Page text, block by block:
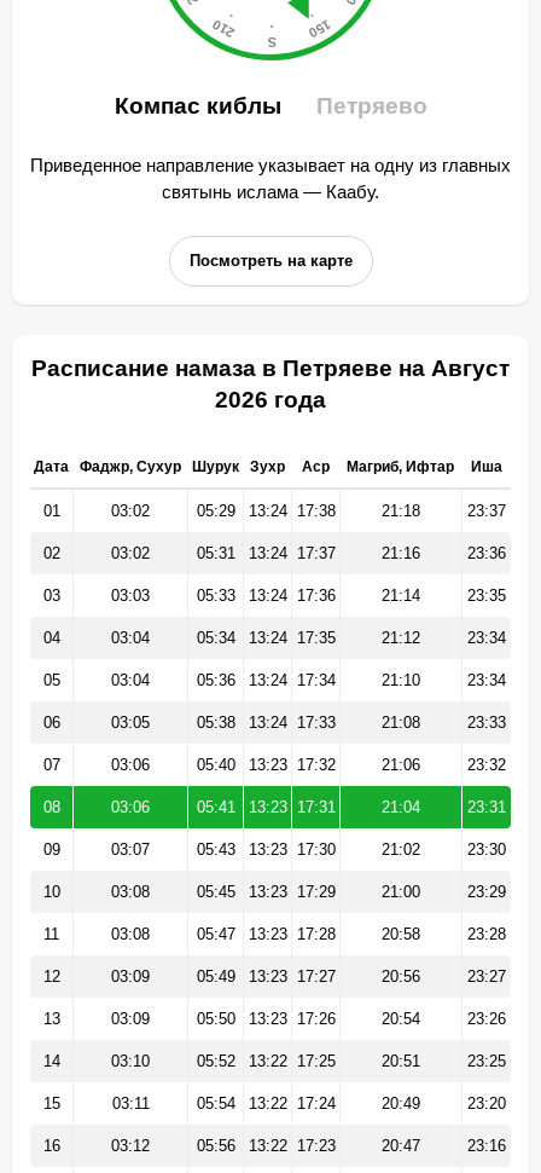
Компас киблы Петряево
Приведенное направление указывает на одну из главных
святынь ислама — Каабу.
Посмотреть на карте
Расписание намаза в Петряеве на Август
2026 года
Дата Фаджр, Сухур Шурук Зухр Аср Магриб, Ифтар Иша
01 03:02 05:29 13:24 17:38 21:18 23:37
02 03:02 05:31 13:24 17:37 21:16 23:36
03 03:03 05:33 13:24 17:36 21:14 23:35
04 03:04 05:34 13:24 17:35 21:12 23:34
05 03:04 05:36 13:24 17:34 21:10 23:34
06 03:05 05:38 13:24 17:33 21:08 23:33
07 03:06 05:40 13:23 17:32 21:06 23:32
08 03:06 05:41 13:23 17:31 21:04 23:31
09 03:07 05:43 13:23 17:30 21:02 23:30
10 03:08 05:45 13:23 17:29 21:00 23:29
11 03:08 05:47 13:23 17:28 20:58 23:28
12 03:09 05:49 13:23 17:27 20:56 23:27
13 03:09 05:50 13:23 17:26 20:54 23:26
14 03:10 05:52 13:22 17:25 20:51 23:25
15 03:11 05:54 13:22 17:24 20:49 23:20
16 03:12 05:56 13:22 17:23 20:47 23:16